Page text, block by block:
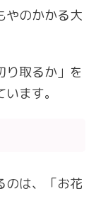
やのかかる大
り取るか」を
ます。
のは、「お花